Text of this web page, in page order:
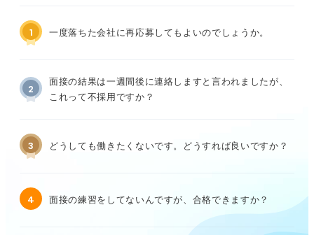
1 一度落ちた会社に再応募してもよいのでしょうか。
2
面接の結果は一週間後に連絡しますと言われましたが、
これって不採用ですか？
3 どうしても働きたくないです。どうすれば良いですか？
4 面接の練習をしてないんですが、合格できますか？